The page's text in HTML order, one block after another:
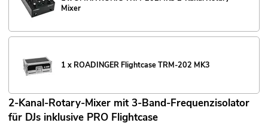
Mixer
1 x ROADINGER Flightcase TRM-202 MK3
2-Kanal-Rotary-Mixer mit 3-Band-Frequenzisolator
für DJs inklusive PRO Flightcase